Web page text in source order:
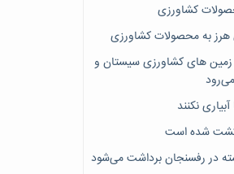
کشاورزی
هکتار از زمین های کشاورزی سیستان و
نکنند